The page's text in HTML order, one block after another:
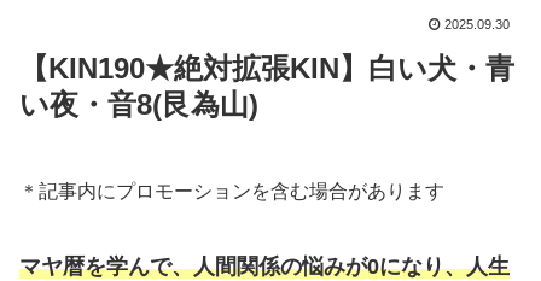
2025.09.30
【KIN190★絶対拡張KIN】白い犬・青
い夜・音8(艮為山)
＊記事内にプロモーションを含む場合があります
マヤ暦を学んで、人間関係の悩みが0になり、人生